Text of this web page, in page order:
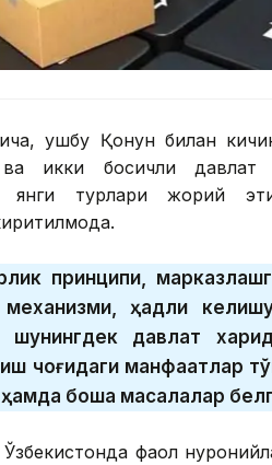
ушбу Қонун билан
ва икки босқичли
янги турлари жорий
принципи,
ҳадли
шунингдек давлат
чоғидаги манфаатлар
бошқа масалалар
фаол